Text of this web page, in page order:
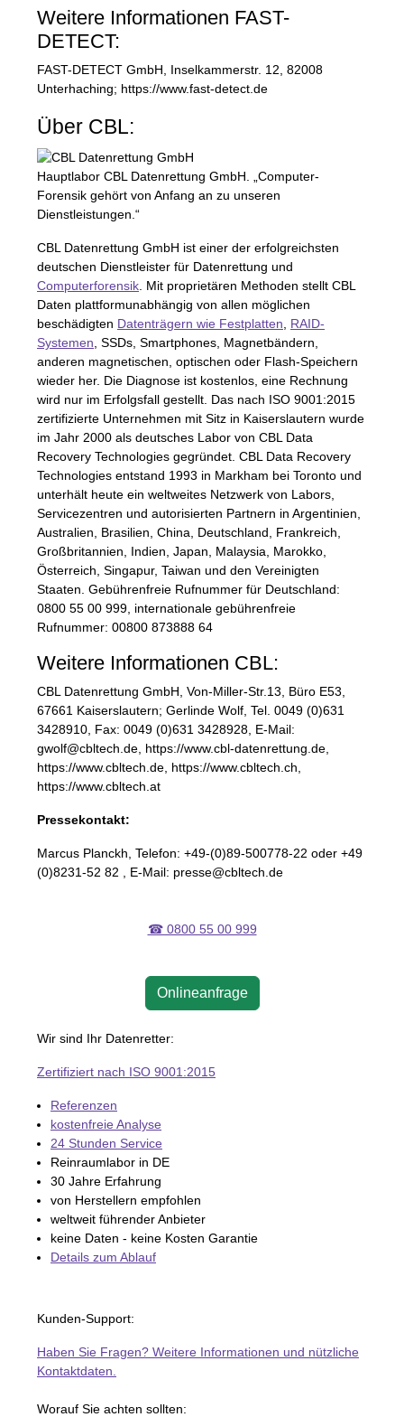
Weitere Informationen FAST-
DETECT:
FAST-DETECT GmbH, Inselkammerstr. 12, 82008
Unterhaching; https://www.fast-detect.de
Über CBL:
Hauptlabor CBL Datenrettung GmbH. „Computer-
Forensik gehört von Anfang an zu unseren
Dienstleistungen.“
CBL Datenrettung GmbH ist einer der erfolgreichsten
deutschen Dienstleister für Datenrettung und
Computerforensik . Mit proprietären Methoden stellt CBL
Daten plattformunabhängig von allen möglichen
beschädigten Datenträgern wie Festplatten RAID-
Systemen SSDs, Smartphones, Magnetbändern,
anderen magnetischen, optischen oder Flash-Speichern
wieder her. Die Diagnose ist kostenlos, eine Rechnung
wird nur im Erfolgsfall gestellt. Das nach ISO 9001:2015
zertifizierte Unternehmen mit Sitz in Kaiserslautern wurde
im Jahr 2000 als deutsches Labor von CBL Data
Recovery Technologies gegründet. CBL Data Recovery
Technologies entstand 1993 in Markham bei Toronto und
unterhält heute ein weltweites Netzwerk von Labors,
Servicezentren und autorisierten Partnern in Argentinien,
Australien, Brasilien, China, Deutschland, Frankreich,
Großbritannien, Indien, Japan, Malaysia, Marokko,
Österreich, Singapur, Taiwan und den Vereinigten
Staaten. Gebührenfreie Rufnummer für Deutschland:
0800 55 00 999, internationale gebührenfreie
Rufnummer: 00800 873888 64
Weitere Informationen CBL:
CBL Datenrettung GmbH, Von-Miller-Str.13, Büro E53,
67661 Kaiserslautern; Gerlinde Wolf, Tel. 0049 (0)631
3428910, Fax: 0049 (0)631 3428928, E-Mail:
gwolf@cbltech.de, https://www.cbl-datenrettung.de,
https://www.cbltech.de, https://www.cbltech.ch,
https://www.cbltech.at
Pressekontakt:
Marcus Planckh, Telefon: +49-(0)89-500778-22 oder +49
(0)8231-52 82 , E-Mail: presse@cbltech.de
☎ 0800 55 00 999
Onlineanfrage
Wir sind Ihr Datenretter:
Zertifiziert nach ISO 9001:2015
Referenzen
kostenfreie Analyse
24 Stunden Service
Reinraumlabor in DE
30 Jahre Erfahrung
von Herstellern empfohlen
weltweit führender Anbieter
keine Daten - keine Kosten Garantie
Details zum Ablauf
Kunden-Support:
Haben Sie Fragen? Weitere Informationen und nützliche
Kontaktdaten.
Worauf Sie achten sollten: